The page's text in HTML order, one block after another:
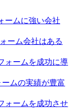
ームに強い会社
ーム会社はある
ォームを成功に導
ムの実績が豊富
ォームを成功させ